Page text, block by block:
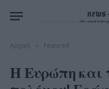
Αρχική Featured
Η Ευρώπη και